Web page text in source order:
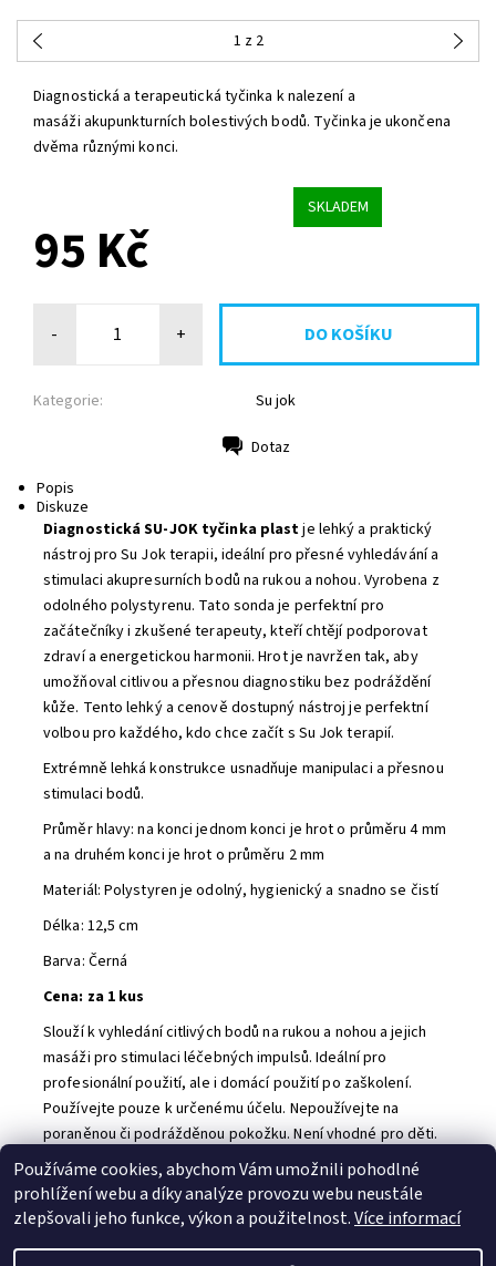
1 z 2
Diagnostická a terapeutická tyčinka k nalezení a
masáži akupunkturních bolestivých bodů. Tyčinka je ukončena
dvěma různými konci.
SKLADEM
95 Kč
- +
Kategorie: Su jok
Dotaz
Popis
Diskuze
Diagnostická SU-JOK tyčinka plastje lehký a praktický
nástroj pro Su Jok terapii, ideální pro přesné vyhledávání a
stimulaci akupresurních bodů na rukou a nohou. Vyrobena z
odolného polystyrenu. Tato sonda je perfektní pro
začátečníky i zkušené terapeuty, kteří chtějí podporovat
zdraví a energetickou harmonii. Hrot je navržen tak, aby
umožňoval citlivou a přesnou diagnostiku bez podráždění
kůže. Tento lehký a cenově dostupný nástroj je perfektní
volbou pro každého, kdo chce začít s Su Jok terapií.
Extrémně lehká konstrukce usnadňuje manipulaci a přesnou
stimulaci bodů.
Průměr hlavy:na konci jednom konci je hrot o průměru 4 mm
a na druhém konci je hrot o průměru 2 mm
Materiál: Polystyren je odolný, hygienický a snadno se čistí
Délka: 12,5 cm
Barva: Černá
Cena: za 1 kus
Slouží k vyhledání citlivých bodů na rukou a nohou a jejich
masáži pro stimulaci léčebných impulsů. Ideální pro
profesionální použití, ale i domácí použití po zaškolení.
Používejte pouze k určenému účelu. Nepoužívejte na
poraněnou či podrážděnou pokožku. Není vhodné pro děti.
Buďte první, kdo napíše příspěvek k této položce.
Přidat komentář
Používáme cookies, abychom Vám umožnili pohodlné
prohlížení webu a díky analýze provozu webu neustále
zlepšovali jeho funkce, výkon a použitelnost.Více informací